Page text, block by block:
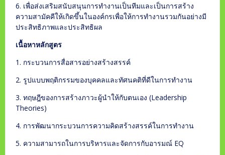
6. เพื่อส่งเสริมสนับสนุนการทำงานเป็นทีมและเป็นการสร้าง
ความสามัคคีให้เกิดขึ้นในองค์กรเพื่อให้การทำงานรวมกันอย่างมี
ประสิทธิภาพและประสิทธิผล
เนื้อหาหลักสูตร
1. กระบวนการสื่อสารอย่างสร้างสรรค์
2. รูปแบบพฤติกรรมของบุคคลและทัศนคติที่ดีในการทำงาน
3. ทฤษฎีของการสร้างภาวะผู้นำให้กับตนเอง (Leadership
Theories)
4. การพัฒนากระบวนการความคิดสร้างสรรค์ในการทำงาน
5. ความสามารถในการบริหารและจัดการกับอารมณ์ EQ